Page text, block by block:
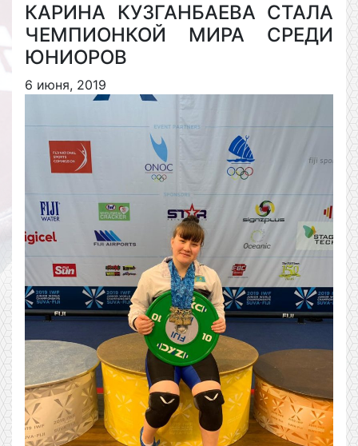
КАРИНА КУЗГАНБАЕВА СТАЛА
ЧЕМПИОНКОЙ МИРА СРЕДИ
ЮНИОРОВ
6 июня, 2019